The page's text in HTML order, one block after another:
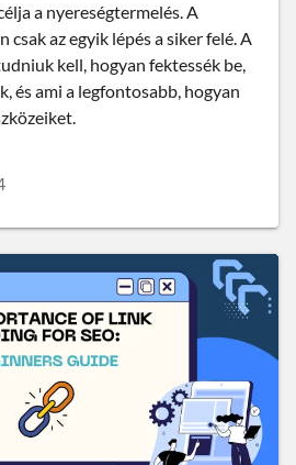
a nyereségtermelés. A
csak az egyik lépés a siker felé. A
kell, hogyan fektessék be,
és ami a legfontosabb, hogyan